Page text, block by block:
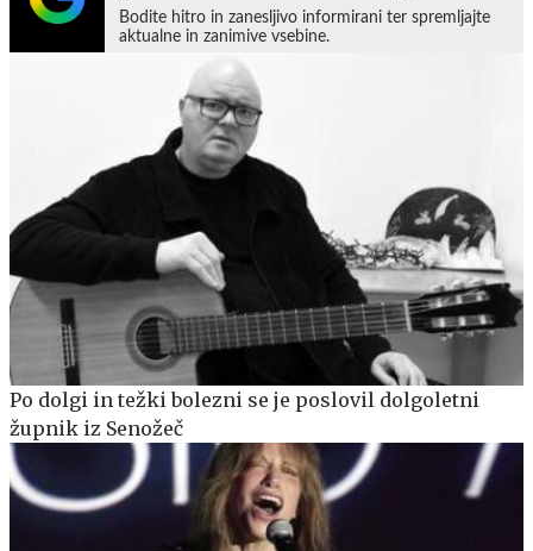
Bodite hitro in zanesljivo informirani ter spremljajte
aktualne in zanimive vsebine.
Po dolgi in težki bolezni se je poslovil dolgoletni
župnik iz Senožeč